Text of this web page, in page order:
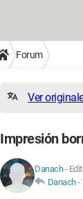
Forum
Ver
Impresión
Danach-
Danach-